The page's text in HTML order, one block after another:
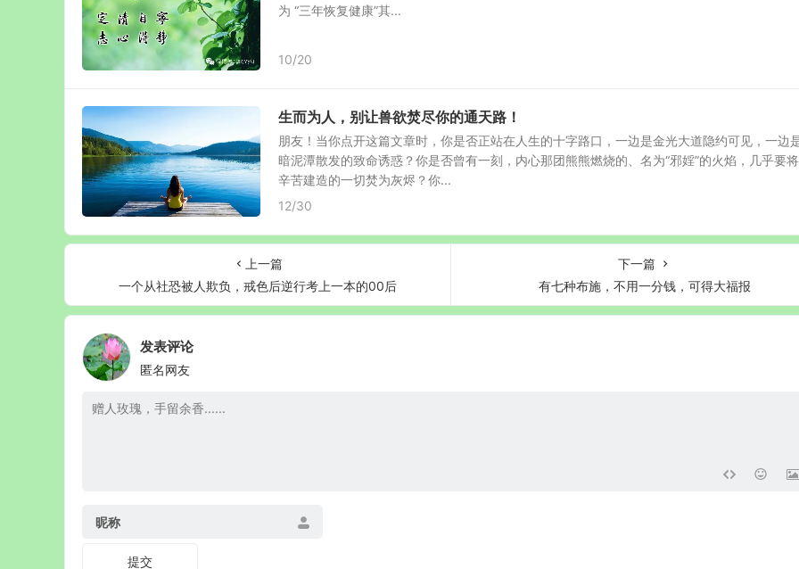
为 “三年恢复健康”其...
10/20
生而为人，别让兽欲焚尽你的通天路！
朋友！当你点开这篇文章时，你是否正站在人生的十字路口，一边是金光大道隐约可见，一边
暗泥潭散发的致命诱惑？你是否曾有一刻，内心那团熊熊燃烧的、名为“邪婬”的火焰，几乎要
辛苦建造的一切焚为灰烬？你...
12/30
上一篇
一个从社恐被人欺负，戒色后逆行考上一本的00后
下一篇
有七种布施，不用一分钱，可得大福报
发表评论
匿名网友
昵称